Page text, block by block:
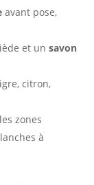
avant pose,
et unsavon
citron,
zones
à